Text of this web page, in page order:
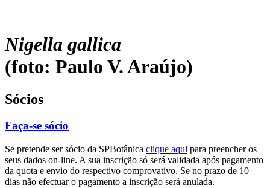
Nigella gallica
(foto: Paulo V. Araújo)
Sócios
Faça-se sócio
Se pretende ser sócio da SPBotânica clique aqui para preencher os
seus dados on-line. A sua inscrição só será validada após pagamento
da quota e envio do respectivo comprovativo. Se no prazo de 10
dias não efectuar o pagamento a inscrição será anulada.